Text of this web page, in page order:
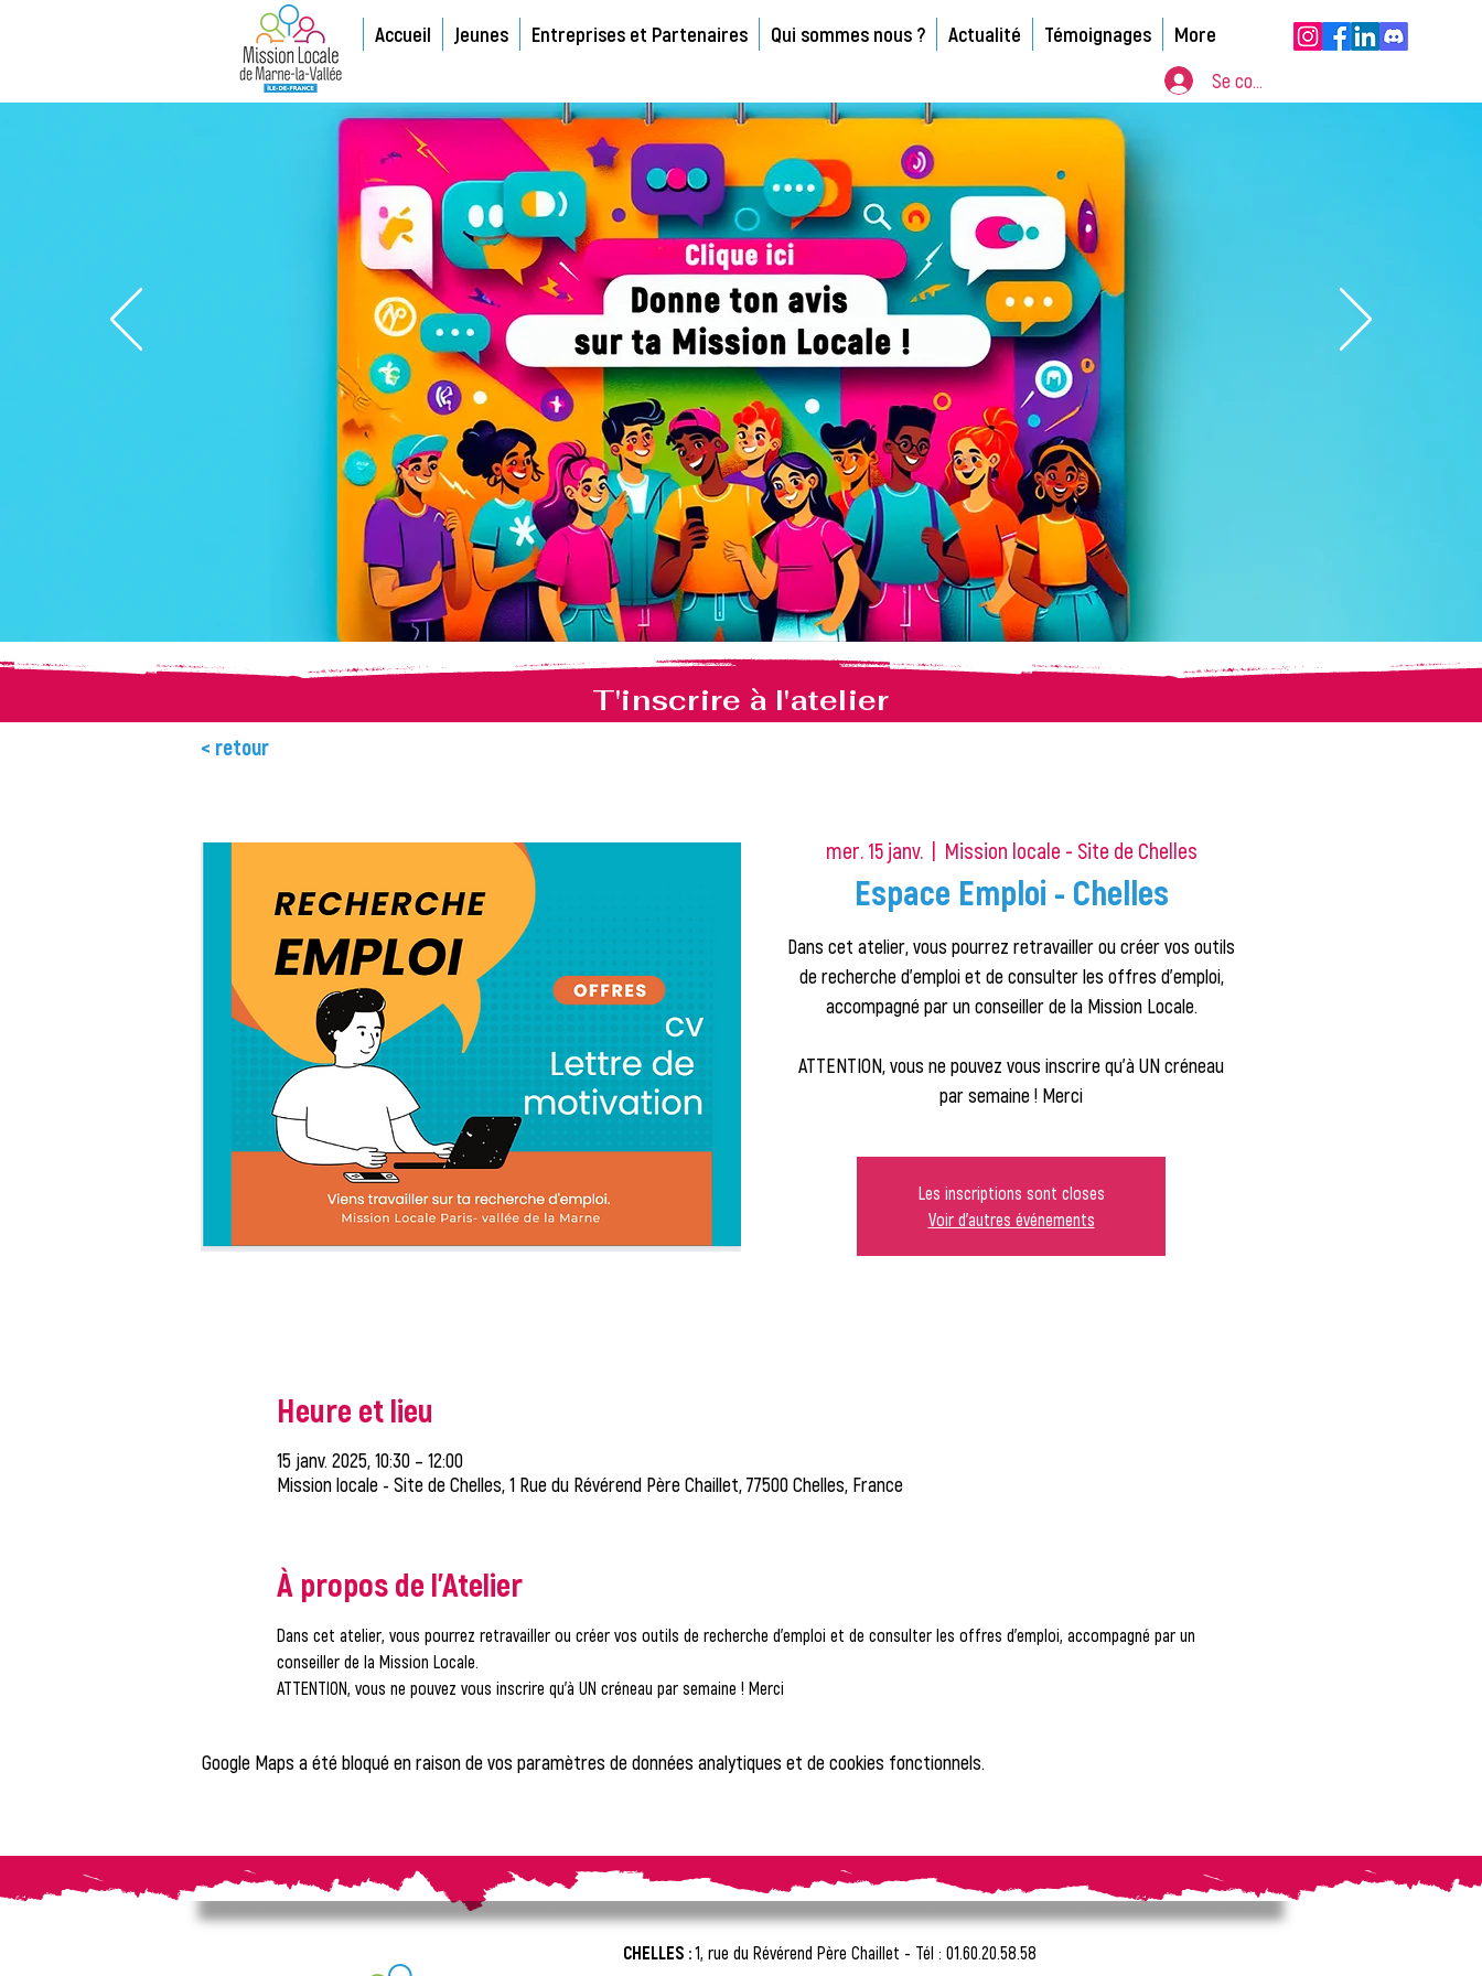
Accueil Jeunes Entreprises et Partenaires Qui sommes nous ? Actualité Témoignages More
Se connecter
T'inscrire à l'atelier
< retour
mer. 15 janv.
  |
Mission locale - Site de Chelles
Espace Emploi - Chelles
Dans cet atelier, vous pourrez retravailler ou créer vos outils
de recherche d'emploi et de consulter les offres d'emploi,
accompagné par un conseiller de la Mission Locale.
ATTENTION, vous ne pouvez vous inscrire qu'à UN créneau
par semaine ! Merci
Les inscriptions sont closes
Voir d'autres événements
Heure et lieu
15 janv. 2025, 10:30 – 12:00
Mission locale - Site de Chelles, 1 Rue du Révérend Père Chaillet, 77500 Chelles, France
À propos de l'Atelier
Dans cet atelier, vous pourrez retravailler ou créer vos outils de recherche d'emploi et de consulter les offres d'emploi, accompagné par un
conseiller de la Mission Locale.
ATTENTION, vous ne pouvez vous inscrire qu'à UN créneau par semaine ! Merci
Google Maps a été bloqué en raison de vos paramètres de données analytiques et de cookies fonctionnels.
CHELLES :1, rue du Révérend Père Chaillet - Tél : 01.60.20.58.58